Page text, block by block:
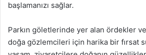
başlamanızı sağlar.
Parkın göletlerinde yer alan ördekler
doğa gözlemcileri için harika bir fırsat